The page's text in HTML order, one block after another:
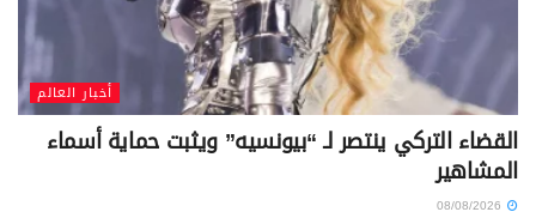
أخبار العالم
القضاء التركي ينتصر لـ “بيونسيه” ويثبت حماية أسماء
المشاهير